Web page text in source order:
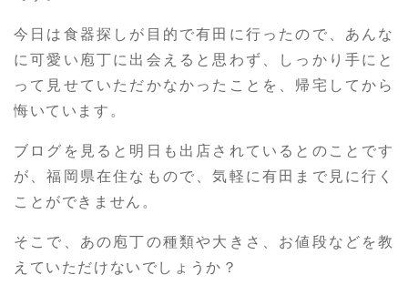
今日は食器探しが目的で有田に行ったので、あんな
に可愛い庖丁に出会えると思わず、しっかり手にと
って見せていただかなかったことを、帰宅してから
悔いています。
ブログを見ると明日も出店されているとのことです
が、福岡県在住なもので、気軽に有田まで見に行く
ことができません。
そこで、あの庖丁の種類や大きさ、お値段などを教
えていただけないでしょうか？